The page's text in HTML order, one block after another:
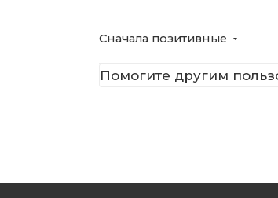
Сначала позитивные
Помогите другим